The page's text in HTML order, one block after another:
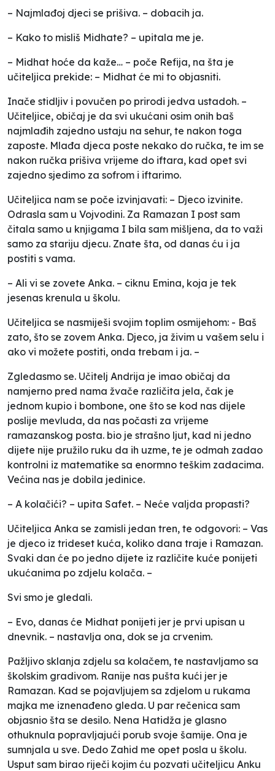
– Najmlađoj djeci se prišiva. – dobacih ja.
– Kako to misliš Midhate? – upitala me je.
– Midhat hoće da kaže… – poče Refija, na šta je
učiteljica prekide: – Midhat će mi to objasniti.
Inače stidljiv i povučen po prirodi jedva ustadoh. –
Učiteljice, običaj je da svi ukućani osim onih baš
najmlađih zajedno ustaju na sehur, te nakon toga
zaposte. Mlađa djeca poste nekako do ručka, te im se
nakon ručka prišiva vrijeme do iftara, kad opet svi
zajedno sjedimo za sofrom i iftarimo.
Učiteljica nam se poče izvinjavati: – Djeco izvinite.
Odrasla sam u Vojvodini. Za Ramazan I post sam
čitala samo u knjigama I bila sam mišljena, da to važi
samo za stariju djecu. Znate šta, od danas ću i ja
postiti s vama.
– Ali vi se zovete Anka. – ciknu Emina, koja je tek
jesenas krenula u školu.
Učiteljica se nasmiješi svojim toplim osmijehom: - Baš
zato, što se zovem Anka. Djeco, ja živim u vašem selu i
ako vi možete postiti, onda trebam i ja. –
Zgledasmo se. Učitelj Andrija je imao običaj da
namjerno pred nama žvače različita jela, čak je
jednom kupio i bombone, one što se kod nas dijele
poslije mevluda, da nas počasti za vrijeme
ramazanskog posta. bio je strašno ljut, kad ni jedno
dijete nije pružilo ruku da ih uzme, te je odmah zadao
kontrolni iz matematike sa enormno teškim zadacima.
Većina nas je dobila jedinice.
– A kolačići? – upita Safet. – Neće valjda propasti?
Učiteljica Anka se zamisli jedan tren, te odgovori: – Vas
je djeco iz trideset kuća, koliko dana traje i Ramazan.
Svaki dan će po jedno dijete iz različite kuće ponijeti
ukućanima po zdjelu kolača. –
Svi smo je gledali.
– Evo, danas će Midhat ponijeti jer je prvi upisan u
dnevnik. – nastavlja ona, dok se ja crvenim.
Pažljivo sklanja zdjelu sa kolačem, te nastavljamo sa
školskim gradivom. Ranije nas pušta kući jer je
Ramazan. Kad se pojavljujem sa zdjelom u rukama
majka me iznenađeno gleda. U par rečenica sam
objasnio šta se desilo. Nena Hatidža je glasno
othuknula popravljajući porub svoje šamije. Ona je
sumnjala u sve. Dedo Zahid me opet posla u školu.
Usput sam birao riječi kojim ću pozvati učiteljicu Anku